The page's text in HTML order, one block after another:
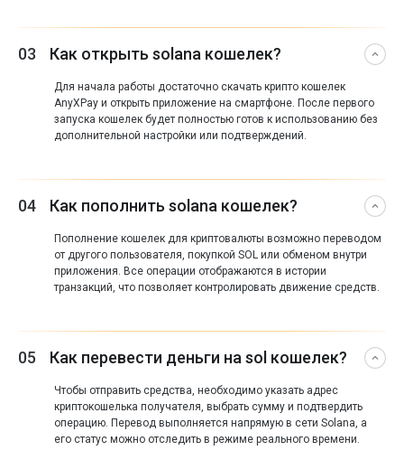
03 Как открыть solana кошелек?
Для начала работы достаточно скачать крипто кошелек
AnyXPay и открыть приложение на смартфоне. После первого
запуска кошелек будет полностью готов к использованию без
дополнительной настройки или подтверждений.
04 Как пополнить solana кошелек?
Пополнение кошелек для криптовалюты возможно переводом
от другого пользователя, покупкой SOL или обменом внутри
приложения. Все операции отображаются в истории
транзакций, что позволяет контролировать движение средств.
05 Как перевести деньги на sol кошелек?
Чтобы отправить средства, необходимо указать адрес
криптокошелька получателя, выбрать сумму и подтвердить
операцию. Перевод выполняется напрямую в сети Solana, а
его статус можно отследить в режиме реального времени.